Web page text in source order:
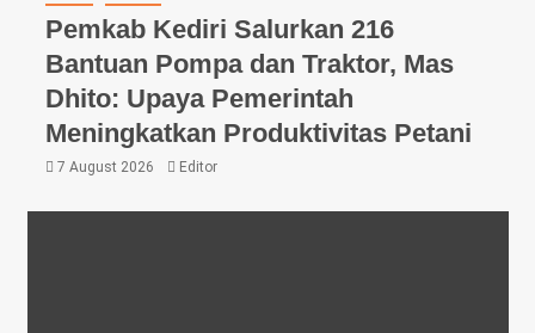
Pemkab Kediri Salurkan 216
Bantuan Pompa dan Traktor, Mas
Dhito: Upaya Pemerintah
Meningkatkan Produktivitas Petani
7 August 2026 Editor